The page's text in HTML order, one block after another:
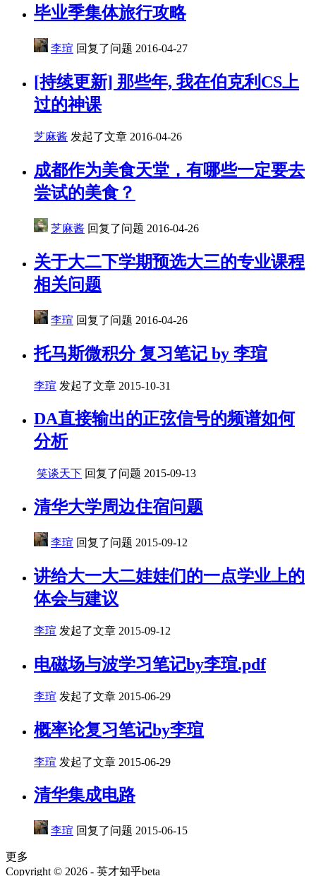
毕业季集体旅行攻略
李瑄 回复了问题 2016-04-27
[持续更新] 那些年, 我在伯克利CS上
过的神课
芝麻酱 发起了文章 2016-04-26
成都作为美食天堂，有哪些一定要去
尝试的美食？
芝麻酱 回复了问题 2016-04-26
关于大二下学期预选大三的专业课程
相关问题
李瑄 回复了问题 2016-04-26
托马斯微积分 复习笔记 by 李瑄
李瑄 发起了文章 2015-10-31
DA直接输出的正弦信号的频谱如何
分析
笑谈天下 回复了问题 2015-09-13
清华大学周边住宿问题
李瑄 回复了问题 2015-09-12
讲给大一大二娃娃们的一点学业上的
体会与建议
李瑄 发起了文章 2015-09-12
电磁场与波学习笔记by李瑄.pdf
李瑄 发起了文章 2015-06-29
概率论复习笔记by李瑄
李瑄 发起了文章 2015-06-29
清华集成电路
李瑄 回复了问题 2015-06-15
更多
Copyright © 2026 - 英才知乎beta